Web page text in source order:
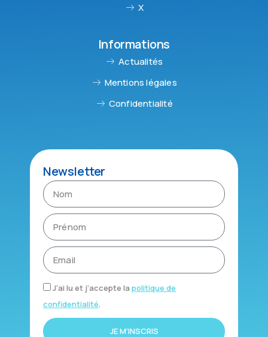
X
Informations
Actualités
Mentions légales
Confidentialité
Newsletter
J'ai lu et j'accepte lapolitique de
confidentialité.
JE M'INSCRIS